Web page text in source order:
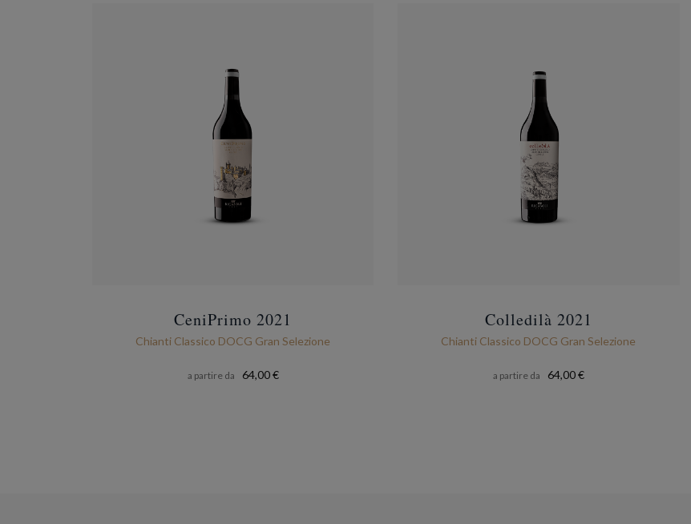
CeniPrimo 2021
Chianti Classico DOCG Gran Selezione
a partire da 64,00 €
Colledilà 2021
Chianti Classico DOCG Gran Selezione
a partire da 64,00 €